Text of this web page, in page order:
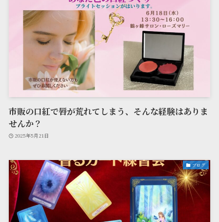
市販の口紅で唇が荒れてしまう、そんな経験はありま
せんか？
2025年5月21日
ブログ